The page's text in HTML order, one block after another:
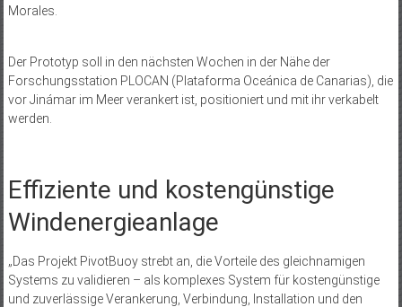
Morales.
Der Prototyp soll in den nächsten Wochen in der Nähe der
Forschungsstation ­PLOCAN (Plataforma Oceánica de Canarias), die
vor Jinámar im Meer verankert ist, positioniert und mit ihr verkabelt
werden.
Effiziente und kostengünstige
Windenergieanlage
„Das Projekt PivotBuoy strebt an, die Vorteile des gleichnamigen
Systems zu validieren – als komplexes System für kostengünstige
und zuverlässige ­Verankerung, Verbindung, Installation und den